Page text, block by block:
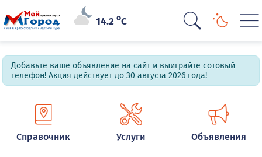
14.2oC
Добавьте ваше объявление на сайт и выиграйте сотовый
телефон! Акция действует до 30 августа 2026 года!
Справочник Услуги Объявления